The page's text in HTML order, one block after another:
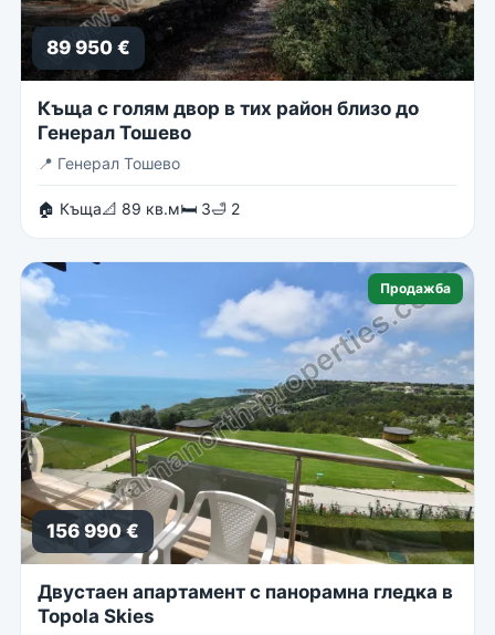
89 950 €
Къща с голям двор в тих район близо до
Генерал Тошево
📍 Генерал Тошево
🏠 Къща📐 89 кв.м🛏 3🛁 2
Продажба
156 990 €
Двустаен апартамент с панорамна гледка в
Topola Skies